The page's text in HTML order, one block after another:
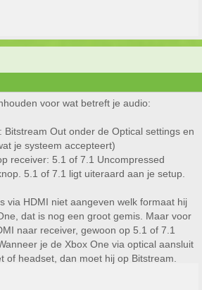
voor wat betreft je audio:
Bitstream Out onder de Optical settings en
je systeem accepteert)
receiver: 5.1 of 7.1 Uncompressed
5.1 of 7.1 ligt uiteraard aan je setup.
via HDMI niet aangeven welk formaat hij
dat is nog een groot gemis. Maar voor
naar receiver, gewoon op 5.1 of 7.1
je de Xbox One via optical aansluit
of headset, dan moet hij op Bitstream.